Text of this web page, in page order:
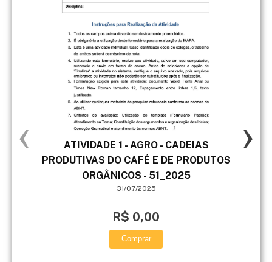
ATIVIDADE 1 - AGRO - CADEIAS
PRODUTIVAS DO CAFÉ E DE PRODUTOS
ORGÂNICOS - 51_2025
31/07/2025
R$ 0,00
Comprar
‹ ›